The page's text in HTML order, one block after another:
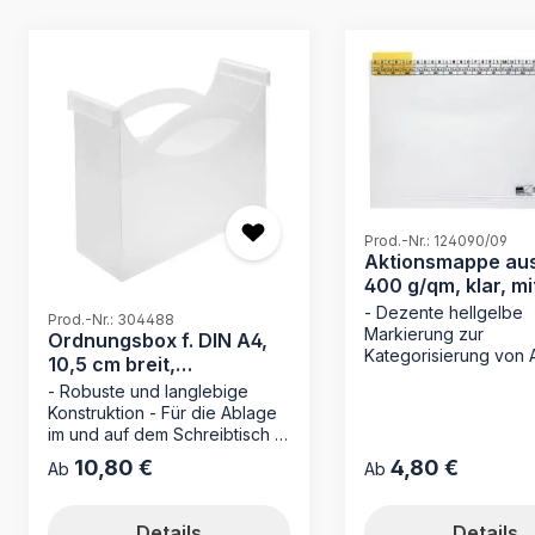
Prod.-Nr.: 304488
Ordnungsbox f. DIN A4,
10,5 cm breit,
Polypropylen (PP)
- Robuste und langlebige
Konstruktion - Für die Ablage
im und auf dem Schreibtisch -
DER Ersatz für Hängeregister-
Ordner - Made in Germany Die
MAPPEI bietet eine ideale
Regulärer Preis:
Ab 10,80 €
Prod.-Nr.: 124090/09
Aktionsmappe
400 g/qm, klar,
Läufer
- Dezente hellgelbe
Markierung zur
Kategorisierung von
angeschweißter
Läuferschiene -
integrierte
Regulärer Preis:
Ab4,80 €